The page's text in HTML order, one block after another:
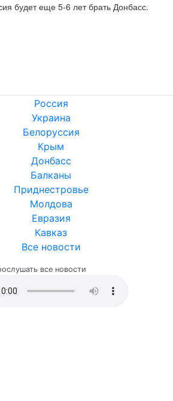
будет еще 5-6 лет брать Донбасс.
Россия
Украина
Белоруссия
Крым
Донбасс
Балканы
Приднестровье
Молдова
Евразия
Кавказ
Все новости
все новости